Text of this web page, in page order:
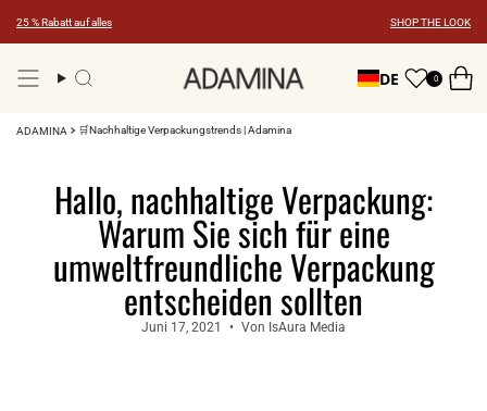
Inhalt
springen
25 % Rabatt auf alles SHOP THE LOOK
Suche DE 0
ADAMINA 🛒Nachhaltige Verpackungstrends | Adamina
Hallo, nachhaltige Verpackung:
Warum Sie sich für eine
umweltfreundliche Verpackung
entscheiden sollten
Juni 17, 2021 Von IsAura Media